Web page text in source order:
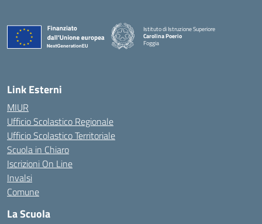
Istituto di Istruzione Superiore
Carolina Poerio
Foggia
— Visita la pagina iniziale della scuola
Link Esterni
MIUR
Ufficio Scolastico Regionale
Ufficio Scolastico Territoriale
Scuola in Chiaro
Iscrizioni On Line
Invalsi
Comune
La Scuola